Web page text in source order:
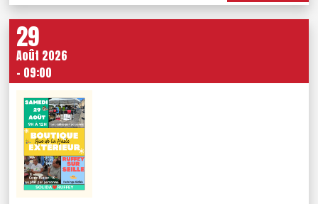
29
Août 2026
- 09:00